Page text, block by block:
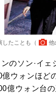
したことも（ 他
のソン·イェ
ウォンほど
億ウォン台